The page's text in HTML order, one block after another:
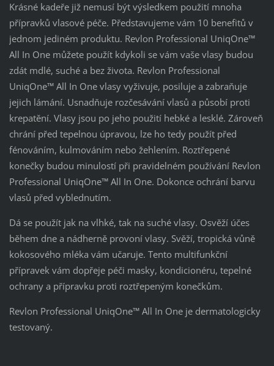
Krásné kadeře již nemusí být výsledkem použití mnoha
přípravků vlasové péče. Představujeme vám 10 benefitů v
jednom jediném produktu. Revlon Professional UniqOne™
All In One můžete použít kdykoli se vám vaše vlasy budou
zdát mdlé, suché a bez života. Revlon Professional
UniqOne™ All In One vlasy vyživuje, posiluje a zabraňuje
jejich lámání. Usnadňuje rozčesávání vlasů a působí proti
krepatění. Vlasy jsou po jeho použití hebké a lesklé. Zároveň
chrání před tepelnou úpravou, lze ho tedy použít před
fénováním, kulmováním nebo žehlením. Roztřepené
konečky budou minulostí při pravidelném používání Revlon
Professional UniqOne™ All In One. Dokonce ochrání barvu
vlasů před vyblednutím.
Dá se použít jak na vlhké, tak na suché vlasy. Osvěží účes
během dne a nádherně provoní vlasy. Svěží, tropická vůně
kokosového mléka vám učaruje. Tento multifunkční
přípravek vám dopřeje péči masky, kondicionéru, tepelné
ochrany a přípravku proti roztřepeným konečkům.
Revlon Professional UniqOne™ All In One je dermatologicky
testovaný.